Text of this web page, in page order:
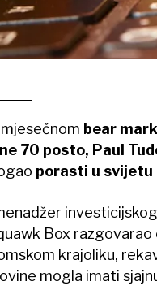
bear
70 posto, Paul
porasti u svijetu
Box
krajoliku,
mogla imati